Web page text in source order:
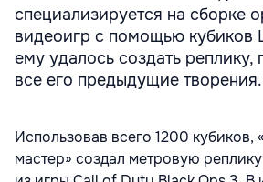
специализируется на сборке
видеоигр с помощью кубиков
ему удалось создать
все его предыдущие творения.
Использовав всего 1200 кубиков,
мастер» создал метровую